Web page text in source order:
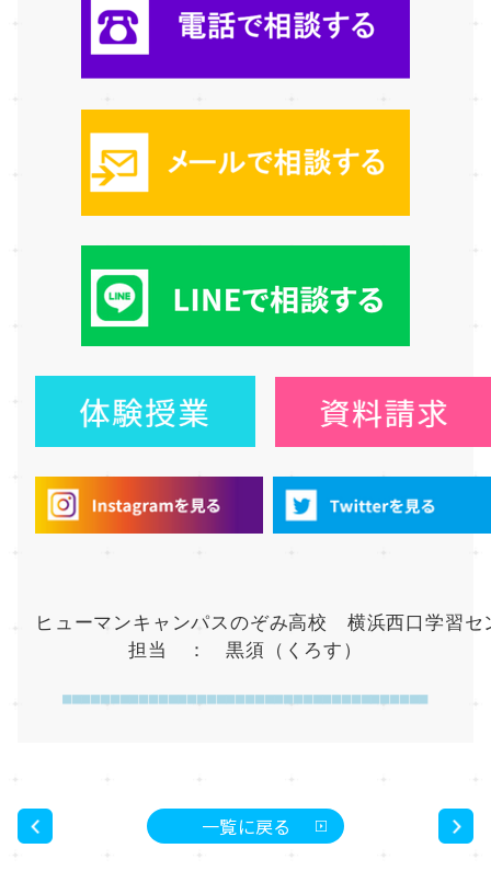
ヒューマンキャンパスのぞみ高校　横浜西口学習セ
担当　：　黒須（くろす）
■■■■■■■■■■■■■■■■■■■■■■■■■■■■■■■■■■■■■■
一覧に戻る